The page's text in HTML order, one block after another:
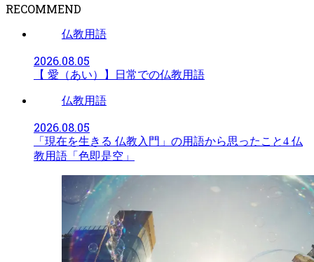
RECOMMEND
仏教用語
2026.08.05
【 愛（あい）】日常での仏教用語
仏教用語
2026.08.05
「現在を生きる 仏教入門」の用語から思ったこと4 仏
教用語「色即是空」